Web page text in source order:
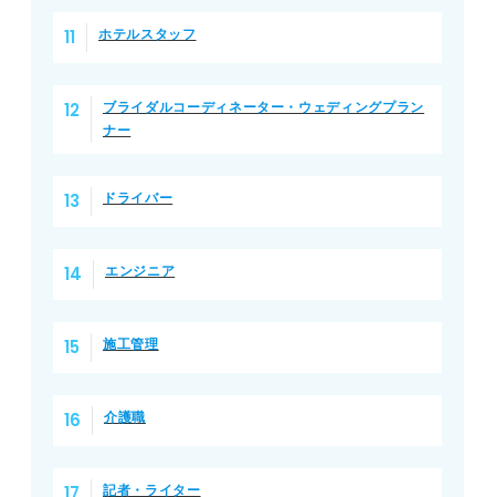
ホテルスタッフ
ブライダルコーディネーター・ウェディングプラン
ナー
ドライバー
エンジニア
施工管理
介護職
記者・ライター